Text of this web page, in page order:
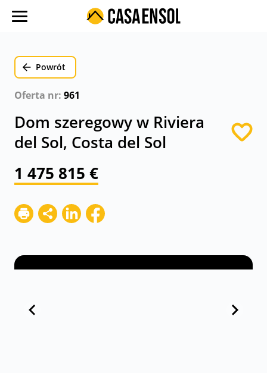
Oferty w regionach
Ulubione oferty
Koszty
Kontakt
Powrót
Oferta nr: 961
Dom szeregowy w Riviera
del Sol, Costa del Sol
1 475 815 €